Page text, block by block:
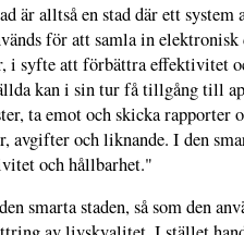
är alltså en stad där ett
för att samla in
i syfte att förbättra effektivitet
kan i sin tur få tillgång till
ta emot och skicka
avgifter och liknande. I den
och hållbarhet."
smarta staden, så som den